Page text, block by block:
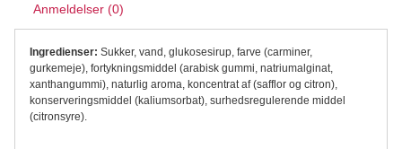
Anmeldelser (0)
Ingredienser: Sukker, vand, glukosesirup, farve (carminer,
gurkemeje), fortykningsmiddel (arabisk gummi, natriumalginat,
xanthangummi), naturlig aroma, koncentrat af (safflor og citron),
konserveringsmiddel (kaliumsorbat), surhedsregulerende middel
(citronsyre).